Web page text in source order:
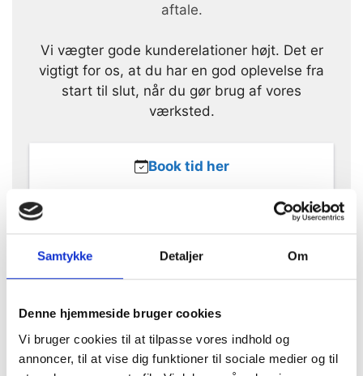
Samtykke Detaljer Om
Denne hjemmeside bruger cookies
Vi bruger cookies til at tilpasse vores indhold og
annoncer, til at vise dig funktioner til sociale medier og til
aftale.
Vi vægter gode kunderelationer højt. Det er
vigtigt for os, at du har en god oplevelse fra
start til slut, når du gør brug af vores
værksted.
Book tid her
Kontakt os her
Hvad siger loven – værd at vide